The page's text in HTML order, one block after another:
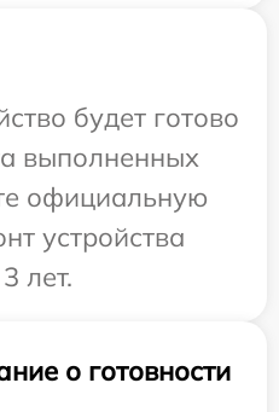
будет готово
выполненных
официальную
устройства
лет.
о готовности